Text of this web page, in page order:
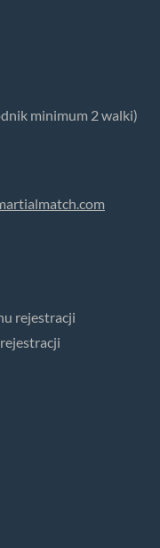
minimum 2 walki)
rejestracji